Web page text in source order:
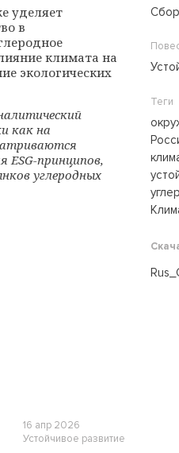
уделяет
в
климата на
экологических
как на
ESG-принципов,
углеродных
Теги
16 апр 2026
Устойчивое развитие